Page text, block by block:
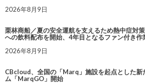
2026年8月9日
栗林商船／夏の安全運航を支えるため熱中症対
への飲料配布を開始、4年目となるファン付き作
2026年8月9日
CBcloud、全国の「Marq」施設を起点とした新
ム「MarqGO」開始